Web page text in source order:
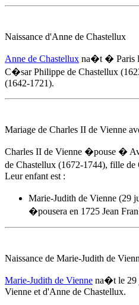
Naissance d'Anne de Chastellux
Anne de Chastellux na�t � Paris
C�sar Philippe de Chastellux
(1642-1721).
Mariage de Charles II de Vienne
Charles II de Vienne �pouse �
de Chastellux (1672-1744), fille
Leur enfant est :
Marie-Judith de Vienne (29
�pousera en 1725 Jean
Naissance de Marie-Judith de
Marie-Judith de Vienne na�t le 29
Vienne et d'Anne de Chastellux.